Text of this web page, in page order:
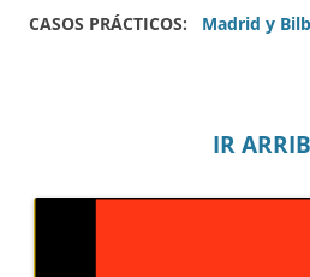
CASOS PRÁCTICOS: Madrid y
IR